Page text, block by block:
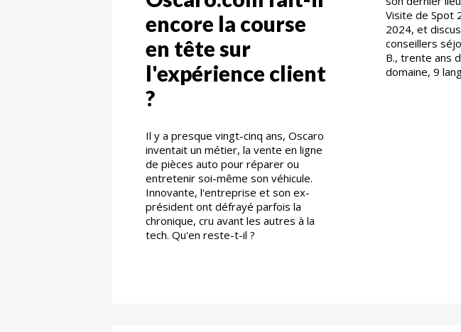
encore la course
en tête sur
l'expérience client
?
Il y a presque vingt-cinq ans, Oscaro
inventait un métier, la vente en ligne
de pièces auto pour réparer ou
entretenir soi-même son véhicule.
Innovante, l'entreprise et son ex-
président ont défrayé parfois la
chronique, cru avant les autres à la
tech. Qu'en reste-t-il ?
Visite de Spot
2024, et
conseillers
B., trente ans
domaine, 9